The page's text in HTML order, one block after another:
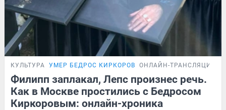
КУЛЬТУРА УМЕР БЕДРОС КИРКОРОВ ОНЛАЙН-ТРАНСЛЯЦИЯ
Филипп заплакал, Лепс произнес речь.
Как в Москве простились с Бедросом
Киркоровым: онлайн-хроника